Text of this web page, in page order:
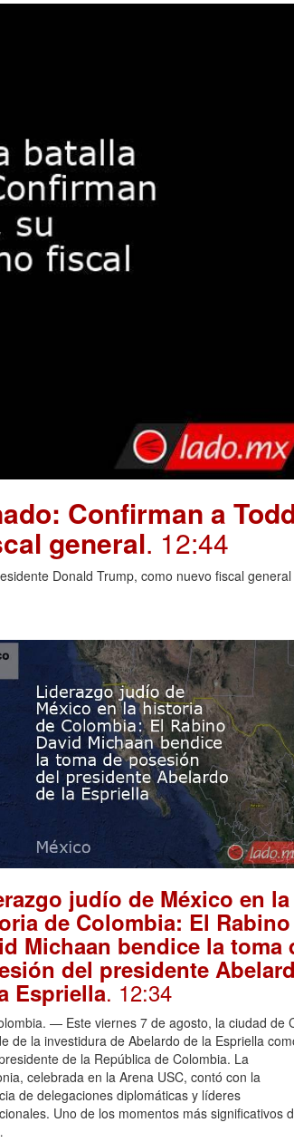
Confirman a
general. 12:44
Donald Trump, como nuevo fiscal general
judío de México en la
de Colombia: El Rabino
Michaan bendice la toma
del presidente
Espriella. 12:34
— Este viernes 7 de agosto, la ciudad de
de la investidura de Abelardo de la Espriella
de la República de Colombia. La
celebrada en la Arena USC, contó con la
de delegaciones diplomáticas y líderes
Uno de los momentos más significativos